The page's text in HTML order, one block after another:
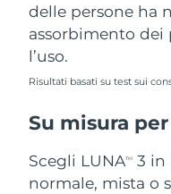
delle persone ha
assorbimento
l’uso.
Risultati basati su test sui
Su misura
Scegli LUNATM
3 in
normale, mista o